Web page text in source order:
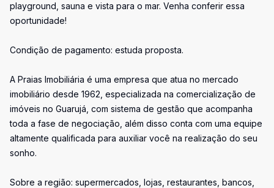
playground, sauna e vista para o mar. Venha conferir essa
oportunidade!
Condição de pagamento: estuda proposta.
A Praias Imobiliária é uma empresa que atua no mercado
imobiliário desde 1962, especializada na comercialização de
imóveis no Guarujá, com sistema de gestão que acompanha
toda a fase de negociação, além disso conta com uma equipe
altamente qualificada para auxiliar você na realização do seu
sonho.
Sobre a região: supermercados, lojas, restaurantes, bancos,